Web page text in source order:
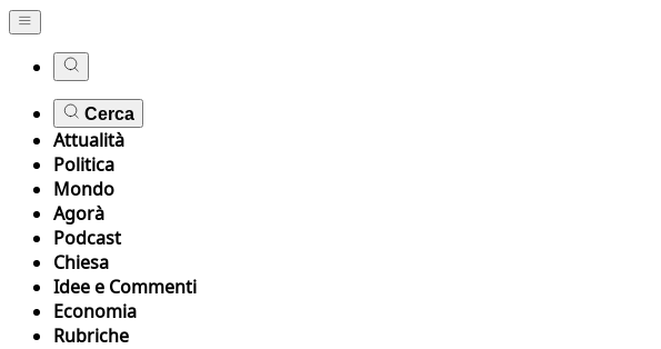
Cerca
Attualità
Politica
Mondo
Agorà
Podcast
Chiesa
Idee e Commenti
Economia
Rubriche